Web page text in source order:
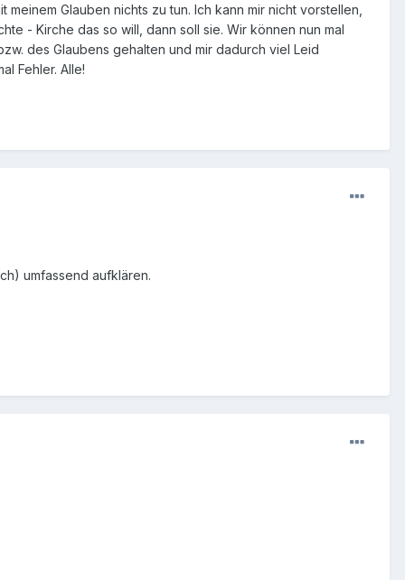
Glauben nichts zu tun. Ich kann mir nicht vorstellen,
- Kirche das so will, dann soll sie. Wir können nun mal
des Glaubens gehalten und mir dadurch viel Leid
Fehler. Alle!
umfassend aufklären.